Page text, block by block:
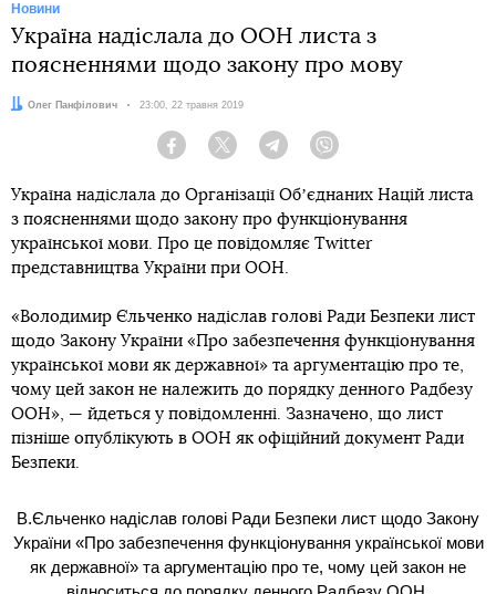
Новини
Україна надіслала до ООН листа з
поясненнями щодо закону про мову
Автор:
Олег Панфілович Дата:
23:00, 22 травня 2019
Facebook Twitter Telegram
Україна надіслала до Організації Обʼєднаних Націй листа
з поясненнями щодо закону про функціонування
української мови. Про це повідомляє Twitter
представництва України при ООН.
«Володимир Єльченко надіслав голові Ради Безпеки лист
щодо Закону України «Про забезпечення функціонування
української мови як державної» та аргументацію про те,
чому цей закон не належить до порядку денного Радбезу
ООН», — йдеться у повідомленні. Зазначено, що лист
пізніше опублікують в ООН як офіційний документ Ради
Безпеки.
В.Єльченко надіслав голові Ради Безпеки лист щодо Закону
України «Про забезпечення функціонування української мови
як державної» та аргументацію про те, чому цей закон не